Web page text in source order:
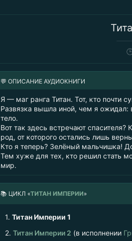
💬 ОПИСАНИЕ АУДИОКНИГИ
Я — маг ранга Титан. Тот, кто почти
Развязка вышла иной, чем я
тело.
Вот так здесь встречают
род, от которого остались лишь
Кто я теперь? Зелёный мальчишка!
Тем хуже для тех, кто решил стать
мир.
📚 ЦИКЛ «ТИТАН ИМПЕРИИ»
1. Титан Империи 1
2. Титан Империи 2 (в исполнении